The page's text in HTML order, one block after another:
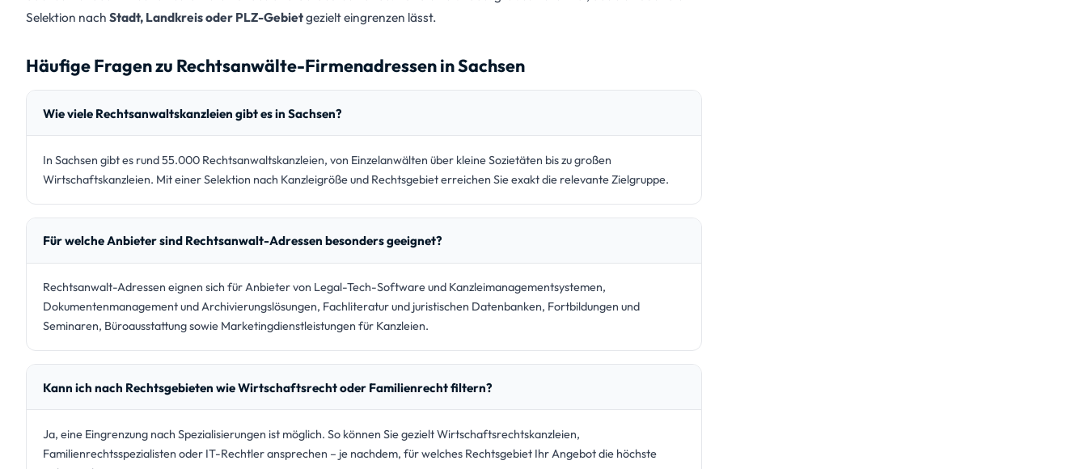
Selektion nach Stadt, Landkreis oder PLZ-Gebietgezielt eingrenzen lässt.
Häufige Fragen zu Rechtsanwälte-Firmenadressen in Sachsen
Wie viele Rechtsanwaltskanzleien gibt es in Sachsen?
In Sachsen gibt es rund 55.000 Rechtsanwaltskanzleien, von Einzelanwälten über kleine Sozietäten bis zu großen
Wirtschaftskanzleien. Mit einer Selektion nach Kanzleigröße und Rechtsgebiet erreichen Sie exakt die relevante Zielgruppe.
Für welche Anbieter sind Rechtsanwalt-Adressen besonders geeignet?
Rechtsanwalt-Adressen eignen sich für Anbieter von Legal-Tech-Software und Kanzleimanagementsystemen,
Dokumentenmanagement und Archivierungslösungen, Fachliteratur und juristischen Datenbanken, Fortbildungen und
Seminaren, Büroausstattung sowie Marketingdienstleistungen für Kanzleien.
Kann ich nach Rechtsgebieten wie Wirtschaftsrecht oder Familienrecht filtern?
Ja, eine Eingrenzung nach Spezialisierungen ist möglich. So können Sie gezielt Wirtschaftsrechtskanzleien,
Familienrechtsspezialisten oder IT-Rechtler ansprechen – je nachdem, für welches Rechtsgebiet Ihr Angebot die höchste